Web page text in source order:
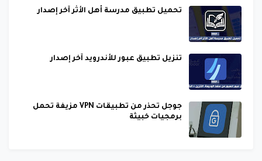
تحميل تطبيق مدرسة أهل الأثر آخر إصدار
تنزيل تطبيق عبور للأندرويد آخر إصدار
جوجل تحذر من تطبيقات VPN مزيفة تحمل
برمجيات خبيثة